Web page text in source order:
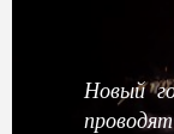
Новый